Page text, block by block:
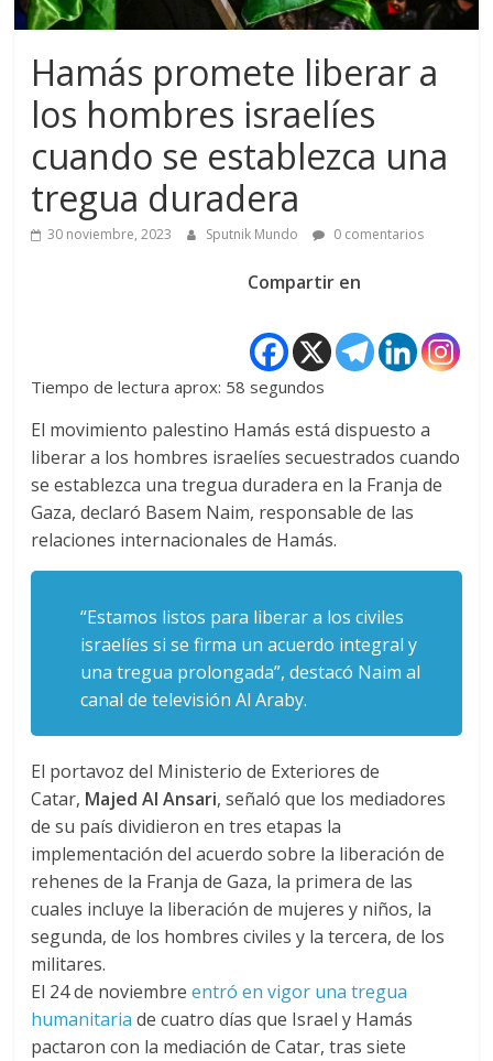
Hamás promete liberar a
los hombres israelíes
cuando se establezca una
tregua duradera
30 noviembre, 2023 Sputnik Mundo 0 comentarios
Compartir en
Tiempo de lectura aprox: 58 segundos
El movimiento palestino Hamás está dispuesto a
liberar a los hombres israelíes secuestrados cuando
se establezca una tregua duradera en la Franja de
Gaza, declaró Basem Naim, responsable de las
relaciones internacionales de Hamás.
“Estamos listos para liberar a los civiles
israelíes si se firma un acuerdo integral y
una tregua prolongada”, destacó Naim al
canal de televisión Al Araby.
El portavoz del Ministerio de Exteriores de
Catar, Majed Al Ansari, señaló que los mediadores
de su país dividieron en tres etapas la
implementación del acuerdo sobre la liberación de
rehenes de la Franja de Gaza, la primera de las
cuales incluye la liberación de mujeres y niños, la
segunda, de los hombres civiles y la tercera, de los
militares.
El 24 de noviembreentró en vigor una tregua
humanitaria de cuatro días que Israel y Hamás
pactaron con la mediación de Catar, tras siete